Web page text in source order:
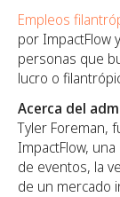
Empleos
por ImpactFlow
personas que
lucro o
Acerca del
Tyler Foreman,
ImpactFlow,
de eventos, la
de un mercado